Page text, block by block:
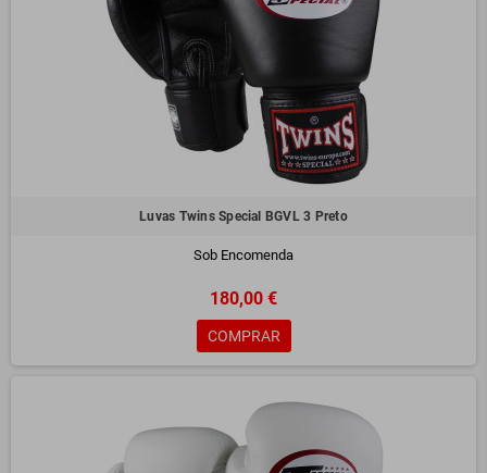
Luvas Twins Special BGVL 3 Preto
Sob Encomenda
180,00 €
COMPRAR